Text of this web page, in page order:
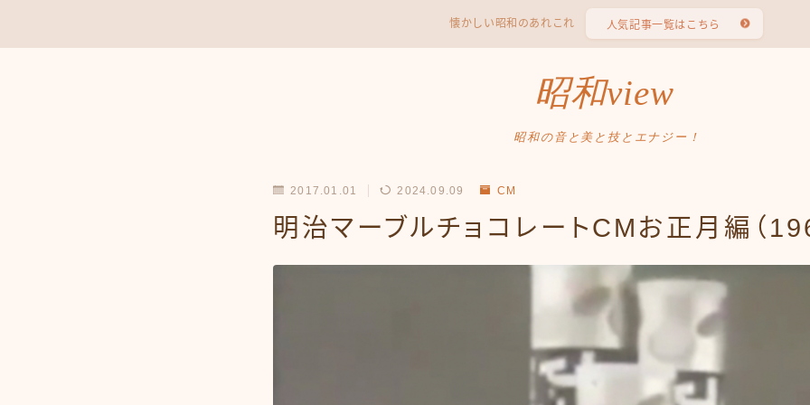
懐かしい昭和のあれこれ 人気記事一覧はこちら
昭和view
昭和の音と美と技とエナジー！
2017.01.01 2024.09.09 CM
明治マーブルチョコレートCMお正月編（